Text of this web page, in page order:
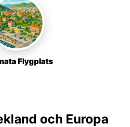
Flygplats
och Europa